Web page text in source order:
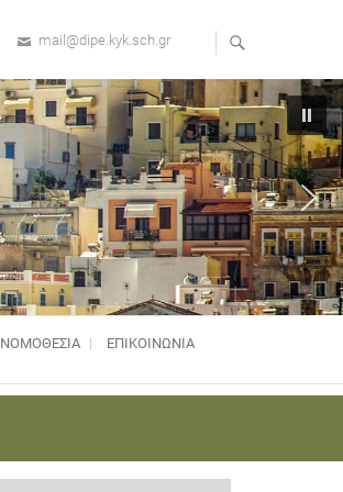
mail@dipe.kyk.sch.gr
ΝΟΜΟΘΕΣΊΑ ΕΠΙΚΟΙΝΩΝΙΑ